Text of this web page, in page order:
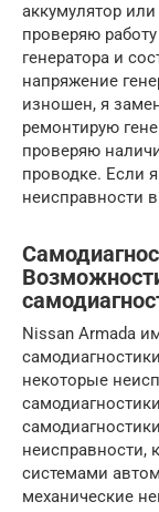
аккумулятор
проверяю
генератора и
напряжение
изношен, я
ремонтирую
проверяю
проводке. Если
неисправности
Nissan Armada
некоторые
неисправности,
системами
механические